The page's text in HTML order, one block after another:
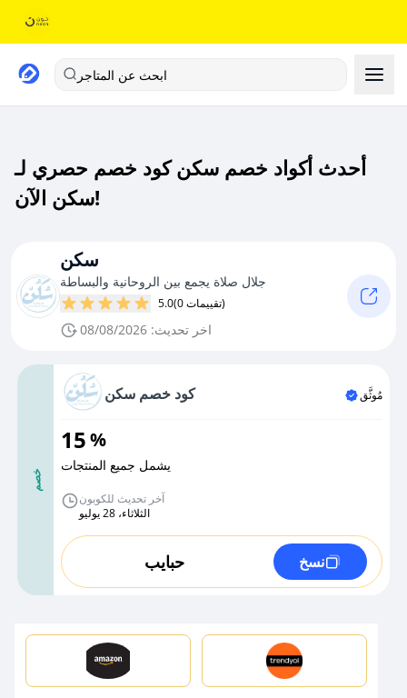
ابحث عن المتاجر
أحدث أكواد خصم سكن كود خصم حصري لـ
سكن الآن!
سكن
جلال صلاة يجمع بين الروحانية والبساطة
5.0 (0 تقييمات)
اخر تحديث: 08/08/2026
خصم
كود خصم سكن مُوثَّق
15%
يشمل جميع المنتجات
آخر تحديث للكوبون
الثلاثاء، 28 يوليو
حبايب نسخ